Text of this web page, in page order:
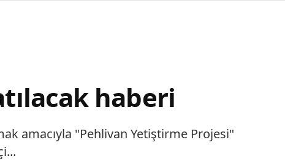
haberi
amacıyla "Pehlivan Yetiştirme Projesi"